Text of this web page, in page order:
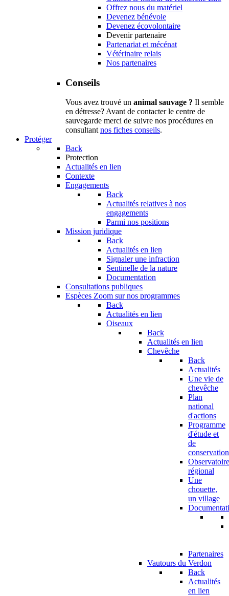
Offrez nous du matériel
Devenez bénévole
Devenez écovolontaire
Devenir partenaire
Partenariat et mécénat
Vétérinaire relais
Nos partenaires
Conseils
Vous avez trouvé un animal sauvage ? Il semble
en détresse? Avant de contacter le centre de
sauvegarde merci de suivre nos procédures en
consultantnos fiches conseils.
Protéger
Back
Protection
Actualités en lien
Contexte
Engagements
Back
Actualités relatives à nos
engagements
Parmi nos positions
Mission juridique
Back
Actualités en lien
Signaler une infraction
Sentinelle de la nature
Documentation
Consultations publiques
Espèces Zoom sur nos programmes
Back
Actualités en lien
Oiseaux
Back
Actualités en lien
Chevêche
Back
Actualités
Une vie de
chevêche
Plan
national
d'actions
Programme
d'étude et
de
conservation
Observatoire
régional
Une
chouette,
un village
Partenaires
Vautours du Verdon
Back
Actualités
en lien